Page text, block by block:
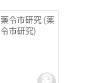
藥令市研究 (薬
令市研究)